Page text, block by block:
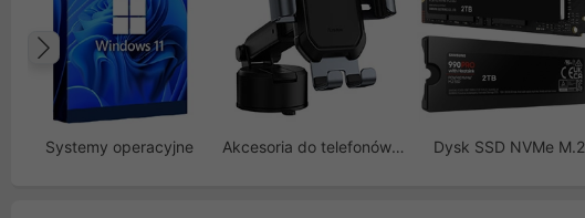
Systemy operacyjne Akcesoria do telefonów GSM Dysk SSD NVMe M.2
Poprzedni